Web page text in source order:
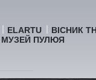
ELARTU ВІСНИК
МУЗЕЙ ПУЛЮЯ